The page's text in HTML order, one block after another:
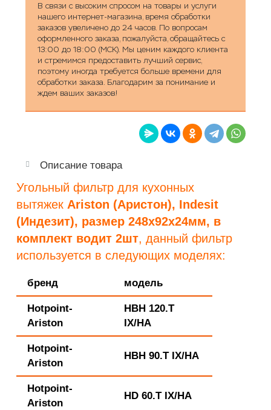
В связи с высоким спросом на товары и услуги
нашего интернет-магазина, время обработки
заказов увеличено до 24 часов. По вопросам
оформленного заказа, пожалуйста, обращайтесь с
13:00 до 18:00 (МСК). Мы ценим каждого клиента
и стремимся предоставить лучший сервис,
поэтому иногда требуется больше времени для
обработки заказа. Благодарим за понимание и
ждем ваших заказов!
Описание товара
Угольный фильтр для кухонных
вытяжек Ariston (Аристон), Indesit
(Индезит), размер 248х92х24мм, в
комплект водит 2шт, данный фильтр
используется в следующих моделях:
бренд модель
Hotpoint-
Ariston
HBH 120.T
IX/HA
Hotpoint-
Ariston
HBH 90.T IX/HA
Hotpoint-
Ariston
HD 60.T IX/HA